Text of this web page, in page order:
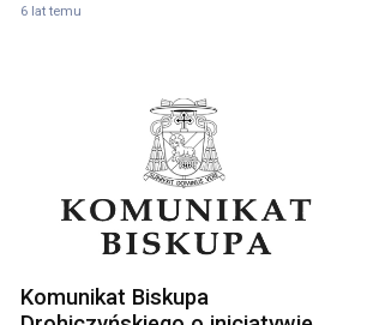
6 lat temu
Komunikat Biskupa